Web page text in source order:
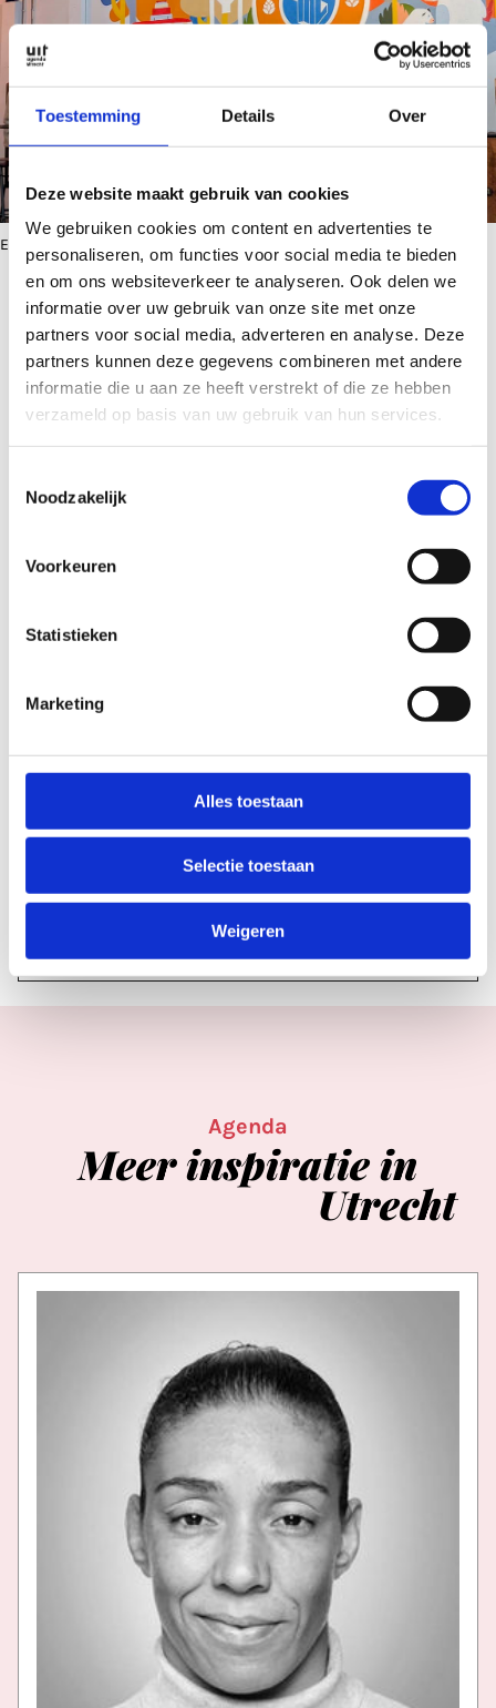
Toestemming Details Over
Deze website maakt gebruik van cookies
We gebruiken cookies om content en advertenties te
personaliseren, om functies voor social media te bieden
en om ons websiteverkeer te analyseren. Ook delen we
informatie over uw gebruik van onze site met onze
partners voor social media, adverteren en analyse. Deze
partners kunnen deze gegevens combineren met andere
informatie die u aan ze heeft verstrekt of die ze hebben
verzameld op basis van uw gebruik van hun services.
Noodzakelijk
Voorkeuren
Statistieken
Marketing
Alles toestaan
Selectie toestaan
Weigeren
Eleven Bar
Vind je dat jouw buurt ook aandacht verdient in
de UITagenda?Deel je tips door te mailen naar
redactie@uitagendautrecht.nlo.v.v. ‘buurten’.
Over dit artikel
Publicatiedatum:
7 juni 2026
UITagenda Utrecht juni 2026
Labels & tags
2026 BUURTEN JUNI 2026
Agenda
Meerinspiratiein
Utrecht